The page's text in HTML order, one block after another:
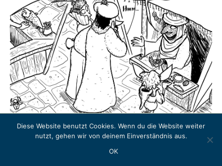
Copyright © 2026 LITERASEA
Diese Website benutzt Cookies. Wenn du die Website weiter
nutzt, gehen wir von deinem Einverständnis aus.
OK